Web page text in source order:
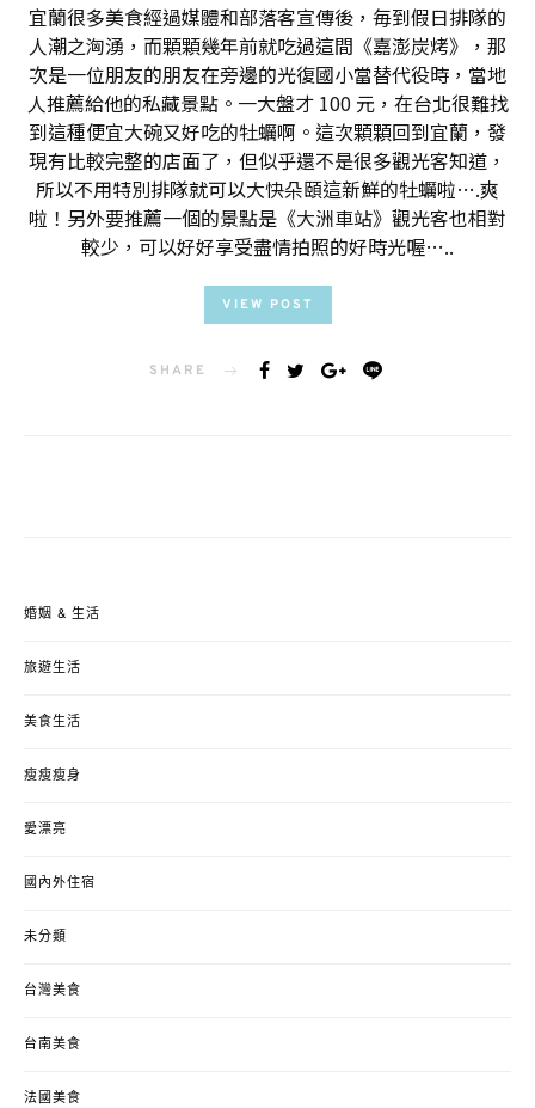
宜蘭很多美食經過媒體和部落客宣傳後，毎到假日排隊的
人潮之洶湧，而顆顆幾年前就吃過這間《嘉澎炭烤》，那
次是一位朋友的朋友在旁邊的光復國小當替代役時，當地
人推薦給他的私藏景點。一大盤才 100 元，在台北很難找
到這種便宜大碗又好吃的牡蠣啊。這次顆顆回到宜蘭，發
現有比較完整的店面了，但似乎還不是很多觀光客知道，
所以不用特別排隊就可以大快朵頤這新鮮的牡蠣啦….爽
啦！另外要推薦一個的景點是《大洲車站》觀光客也相對
較少，可以好好享受盡情拍照的好時光喔…..
VIEW POST
SHARE
婚姻 & 生活
旅遊生活
美食生活
瘦瘦瘦身
愛漂亮
國內外住宿
未分類
台灣美食
台南美食
法國美食